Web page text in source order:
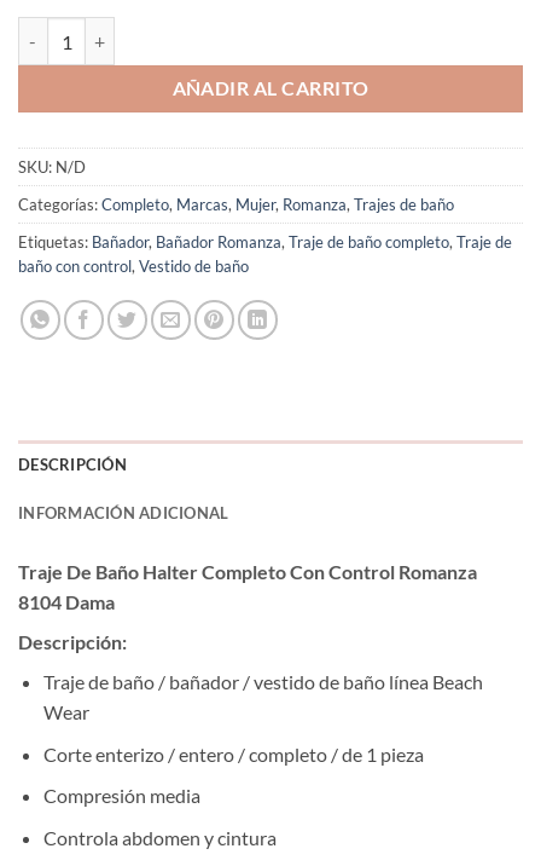
AÑADIR AL CARRITO
SKU: N/D
Categorías:Completo, Marcas, Mujer, Romanza, Trajes de baño
Etiquetas: Bañador, Bañador Romanza, Traje de baño completo, Traje de
baño con control, Vestido de baño
DESCRIPCIÓN
INFORMACIÓN ADICIONAL
Traje De Baño Halter Completo Con Control Romanza
8104 Dama
Descripción:
Traje de baño / bañador / vestido de baño línea Beach
Wear
Corte enterizo / entero / completo / de 1 pieza
Compresión media
Controla abdomen y cintura